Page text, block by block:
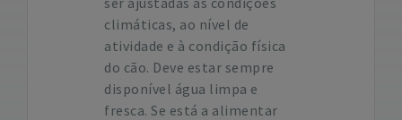
climáticas, ao nível de
atividade e à condição física
do cão. Deve estar sempre
disponível água limpa e
fresca. Se está a alimentar